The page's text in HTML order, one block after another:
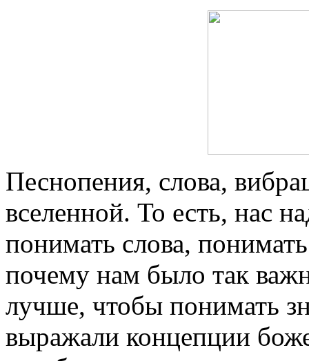
Песнопения, слова,
вселенной. То есть, нас
понимать слова,
почему нам было так
лучше, чтобы понимать
выражали концепции